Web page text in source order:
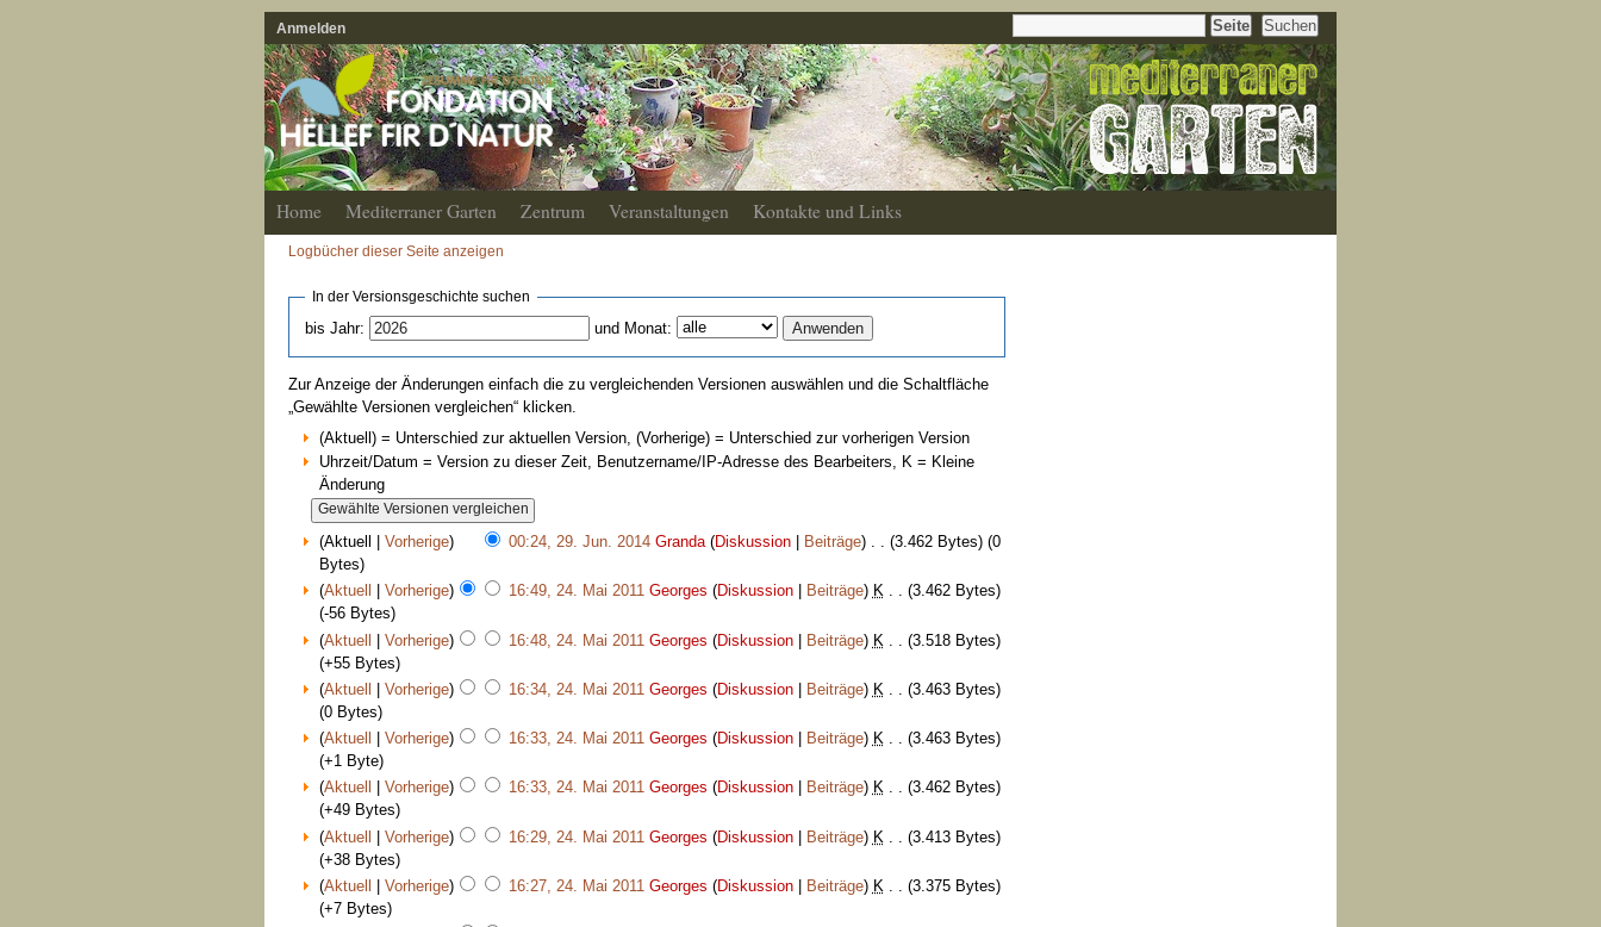
Anmelden
Home Mediterraner Garten Zentrum Veranstaltungen Kontakte und Links
Logbücher dieser Seite anzeigen
In der Versionsgeschichte suchen
bis Jahr: und Monat:
Zur Anzeige der Änderungen einfach die zu vergleichenden Versionen auswählen und die Schaltfläche
„Gewählte Versionen vergleichen“ klicken.
(Aktuell) = Unterschied zur aktuellen Version, (Vorherige) = Unterschied zur vorherigen Version
Uhrzeit/Datum = Version zu dieser Zeit, Benutzername/IP-Adresse des Bearbeiters, K = Kleine
Änderung
(Aktuell | Vorherige) 00:24, 29. Jun. 2014‎ Granda (Diskussion| Beiträge)‎ (3.462 Bytes) (0
Bytes)
(Aktuell Vorherige) 16:49, 24. Mai 2011‎ Georges (Diskussion| Beiträge)‎ K . . (3.462 Bytes)
(-56 Bytes)
(Aktuell | Vorherige) 16:48, 24. Mai 2011 Georges (Diskussion| Beiträge)‎ K
(3.518 Bytes)
(+55 Bytes)
(Aktuell Vorherige) 16:34, 24. Mai 2011 Georges (Diskussion| Beiträge)‎ K
(3.463 Bytes)
(0 Bytes)
(Aktuell Vorherige) 16:33, 24. Mai 2011‎ Georges (Diskussion| Beiträge)‎ K . . (3.463 Bytes)
(+1 Byte)
(Aktuell Vorherige) 16:33, 24. Mai 2011‎ Georges (Diskussion| Beiträge)‎ K . . (3.462 Bytes)
(+49 Bytes)
(Aktuell Vorherige) 16:29, 24. Mai 2011 Georges (Diskussion| Beiträge)‎ K
(3.413 Bytes)
(+38 Bytes)
(Aktuell Vorherige) 16:27, 24. Mai 2011‎ Georges (Diskussion| Beiträge)‎ K . . (3.375 Bytes)
(+7 Bytes)